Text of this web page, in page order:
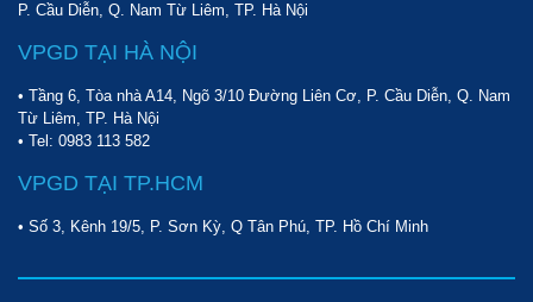
P. Cầu Diễn, Q. Nam Từ Liêm, TP. Hà Nội
VPGD TẠI HÀ NỘI
• Tầng 6, Tòa nhà A14, Ngõ 3/10 Đường Liên Cơ, P. Cầu Diễn, Q. Nam
Từ Liêm, TP. Hà Nội
• Tel: 0983 113 582
VPGD TẠI TP.HCM
• Số 3, Kênh 19/5, P. Sơn Kỳ, Q Tân Phú, TP. Hồ Chí Minh